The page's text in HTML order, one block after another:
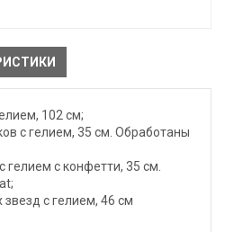
102 см;
с гелием, 35 см. Обработаны
гелием с конфетти, 35 см.
с гелием, 46 см